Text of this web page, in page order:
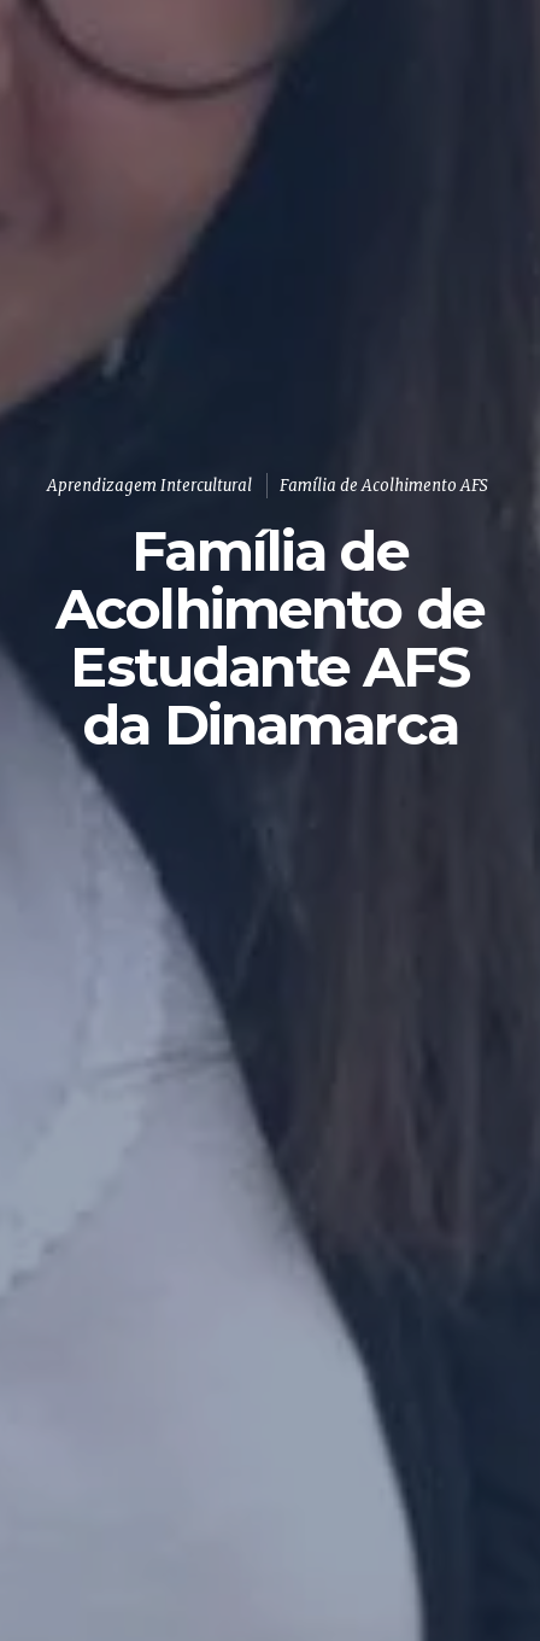
Aprendizagem Intercultural Família de Acolhimento AFS
Família de
Acolhimento de
Estudante AFS
da Dinamarca